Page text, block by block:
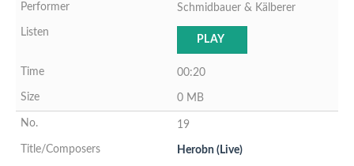
Schmidbauer & Kälberer
PLAY
00:20
0 MB
19
Herobn (Live)